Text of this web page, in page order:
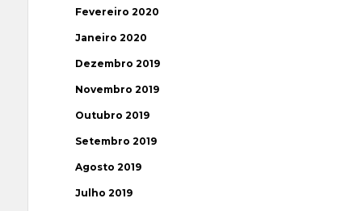
Fevereiro 2020
Janeiro 2020
Dezembro 2019
Novembro 2019
Outubro 2019
Setembro 2019
Agosto 2019
Julho 2019